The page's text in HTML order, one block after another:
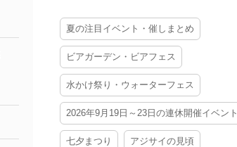
夏の注目イベント・催しまとめ
ビアガーデン・ビアフェス
水かけ祭り・ウォーターフェス
2026年9月19日～23日の連休開催イベント
七夕まつり アジサイの見頃